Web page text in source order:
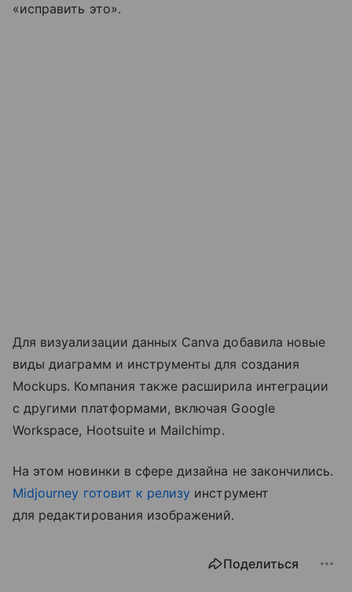
«исправить это».
Для визуализации данных Canva добавила новые
виды диаграмм и инструменты для создания
Mockups. Компания также расширила интеграции
с другими платформами, включая Google
Workspace, Hootsuite и Mailchimp.
На этом новинки в сфере дизайна не закончились.
Midjourney готовит к релизу инструмент
для редактирования изображений.
Поделиться